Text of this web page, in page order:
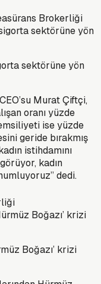
Brokerliği
sektörüne yön
Murat Çiftçi,
oranı yüzde
ise yüzde
geride bırakmış
istihdamını
kadın
dedi.
Boğazı’ krizi